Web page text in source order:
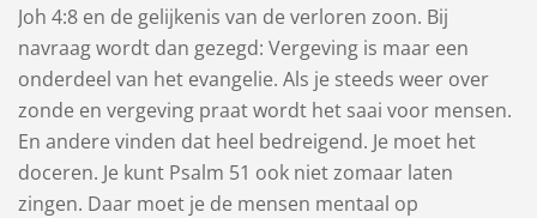
Joh 4:8 en de gelijkenis van de verloren zoon. Bij
navraag wordt dan gezegd: Vergeving is maar een
onderdeel van het evangelie. Als je steeds weer over
zonde en vergeving praat wordt het saai voor mensen.
En andere vinden dat heel bedreigend. Je moet het
doceren. Je kunt Psalm 51 ook niet zomaar laten
zingen. Daar moet je de mensen mentaal op